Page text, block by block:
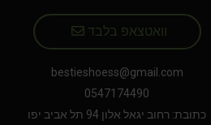
וואטצאפ בלבד
bestieshoess@gmail.com
0547174490
כתובת: רחוב יגאל אלון 94 תל אביב יפו